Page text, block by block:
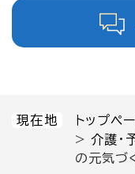
現在地 トップペ
>介護・
の元気づ